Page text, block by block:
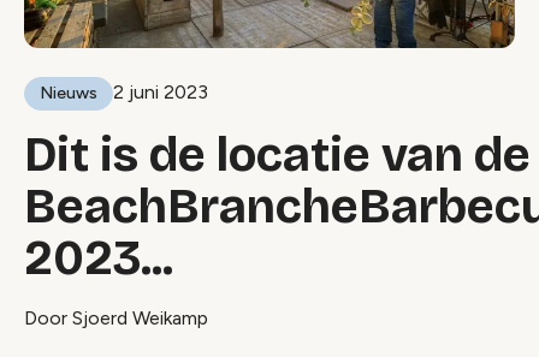
Nieuws 2 juni 2023
Dit is de locatie van de
2023...
Door Sjoerd Weikamp